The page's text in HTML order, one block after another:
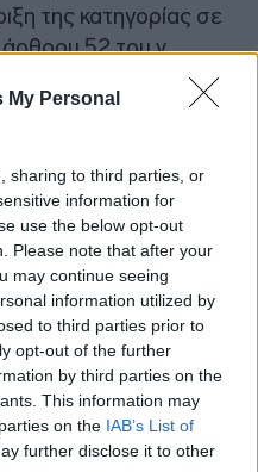
My Personal
sharing to third parties, or
information for
use the below opt-out
Please note that after your
may continue seeing
information utilized by
to third parties prior to
opt-out of the further
by third parties on the
This information may
on the IAB’s List of
further disclose it to other
της κατηγορίας σε
άρθρου 52 του ν.
του
δικαιωμάτων
κύρωση για
παράνομου τζόγου,
ανά παράβαση.
φυσικό ή νομικό
μέσο ή τρόπο,
σε τρίτους μη
ή σχετικές